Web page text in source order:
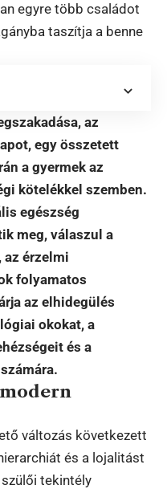
egyre több családot
taszítja a benne
az
egy összetett
a gyermek az
kötelékkel szemben.
egészség
meg, válaszul a
az érzelmi
folyamatos
az elhidegülés
okokat, a
és a
változás következett
és a lojalitást
tekintély